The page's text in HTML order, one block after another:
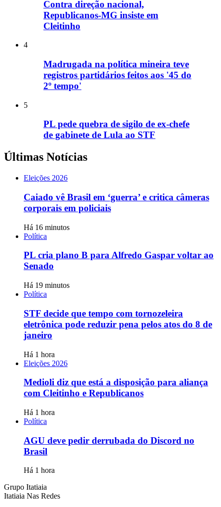
Contra direção nacional,
Republicanos-MG insiste em
Cleitinho
4
Madrugada na política mineira teve
registros partidários feitos aos '45 do
2º tempo'
5
PL pede quebra de sigilo de ex-chefe
de gabinete de Lula ao STF
Últimas Notícias
Eleições 2026
Caiado vê Brasil em ‘guerra’ e critica câmeras
corporais em policiais
Há 16 minutos
Política
PL cria plano B para Alfredo Gaspar voltar ao
Senado
Há 19 minutos
Política
STF decide que tempo com tornozeleira
eletrônica pode reduzir pena pelos atos do 8 de
janeiro
Há 1 hora
Eleições 2026
Medioli diz que está a disposição para aliança
com Cleitinho e Republicanos
Há 1 hora
Política
AGU deve pedir derrubada do Discord no
Brasil
Há 1 hora
Grupo Itatiaia
Itatiaia Nas Redes